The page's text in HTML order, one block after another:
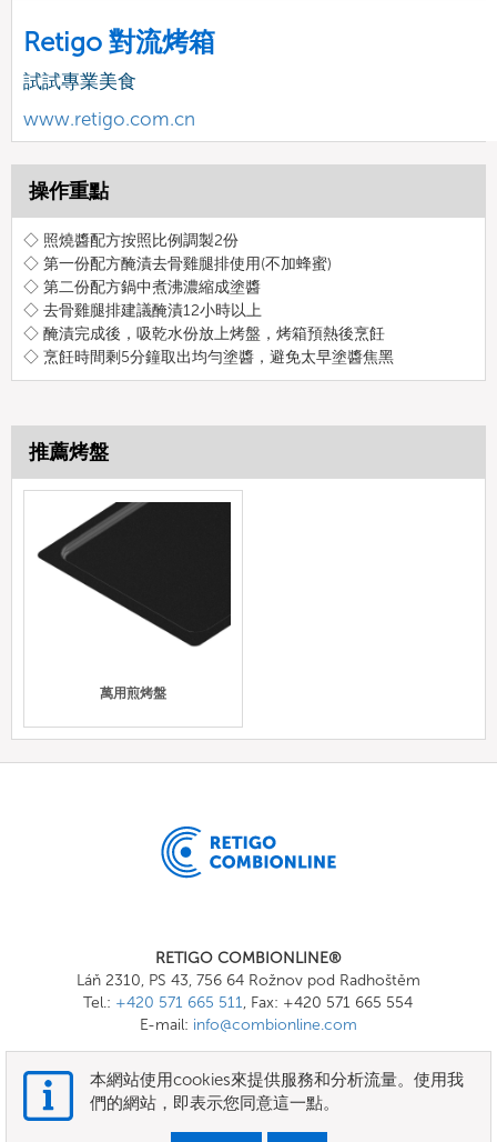
Retigo 對流烤箱
試試專業美食
www.retigo.com.cn
操作重點
◇ 照燒醬配方按照比例調製2份
◇ 第一份配方醃漬去骨雞腿排使用(不加蜂蜜)
◇ 第二份配方鍋中煮沸濃縮成塗醬
◇ 去骨雞腿排建議醃漬12小時以上
◇ 醃漬完成後，吸乾水份放上烤盤，烤箱預熱後烹飪
◇ 烹飪時間剩5分鐘取出均勻塗醬，避免太早塗醬焦黑
推薦烤盤
萬用煎烤盤
RETIGO COMBIONLINE®
Láň 2310, PS 43, 756 64 Rožnov pod Radhoštěm
Tel.: +420 571 665 511, Fax: +420 571 665 554
E-mail: info@combionline.com
OnlineMenu
條款和條件
本網站使用cookies來提供服務和分析流量。使用我
們的網站，即表示您同意這一點。